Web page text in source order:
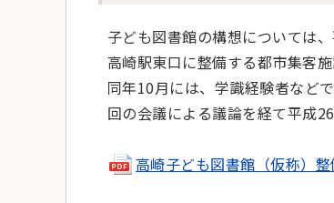
子ども図書館の構想については
高崎駅東口に整備する都市集客
同年10月には、学識経験者など
回の会議による議論を経て平成
高崎子ども図書館（仮称）